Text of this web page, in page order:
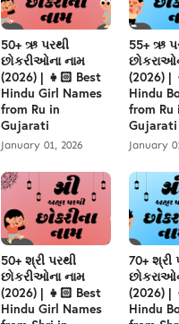
50+ ઋ પરથી
છોકરીઓના નામ
(2026) | 👧🏻 Best
Hindu Girl Names
from Ru in
Gujarati
January 01, 2026
55+ ઋ
(2026) |
Hindu
from Ru
Gujarati
January
50+ શ્રી પરથી
છોકરીઓના નામ
(2026) | 👧🏻 Best
Hindu Girl Names
70+ શ્રી
(2026) |
Hindu